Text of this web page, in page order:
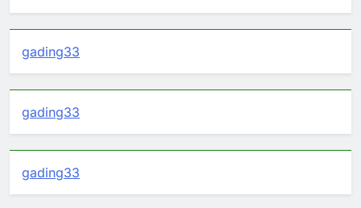
gading33
gading33
gading33